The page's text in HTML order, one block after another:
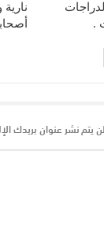
.
لن يتم نشر عنوان بريدك